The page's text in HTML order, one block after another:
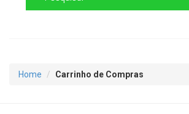
Home Carrinho de Compras